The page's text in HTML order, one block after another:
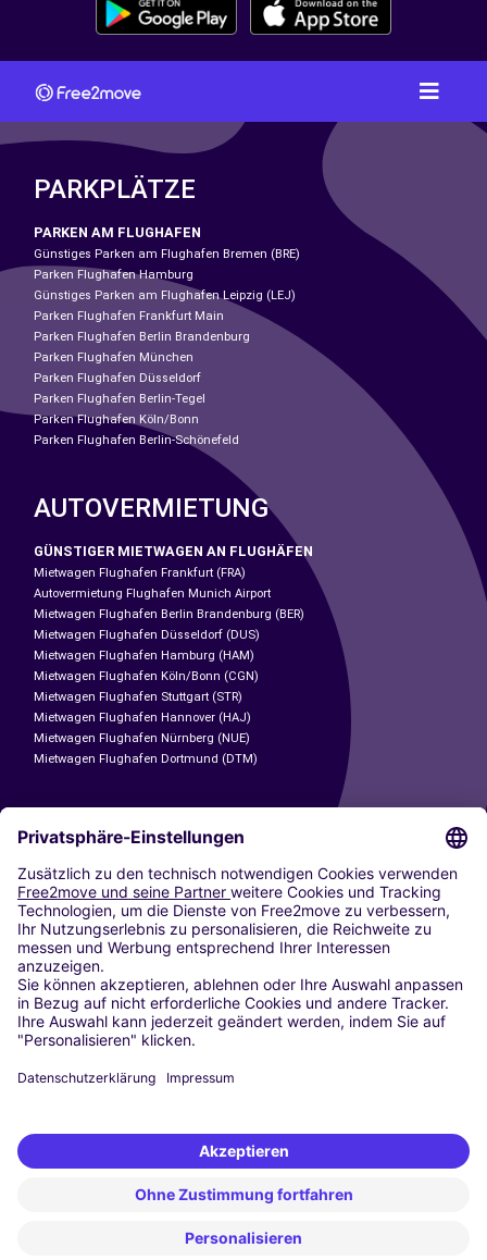
PARKPLÄTZE
PARKEN AM FLUGHAFEN
Günstiges Parken am Flughafen Bremen (BRE)
Parken Flughafen Hamburg
Günstiges Parken am Flughafen Leipzig (LEJ)
Parken Flughafen Frankfurt Main
Parken Flughafen Berlin Brandenburg
Parken Flughafen München
Parken Flughafen Düsseldorf
Parken Flughafen Berlin-Tegel
Parken Flughafen Köln/Bonn
Parken Flughafen Berlin-Schönefeld
AUTOVERMIETUNG
GÜNSTIGER MIETWAGEN AN FLUGHÄFEN
Mietwagen Flughafen Frankfurt (FRA)
Autovermietung Flughafen Munich Airport
Mietwagen Flughafen Berlin Brandenburg (BER)
Mietwagen Flughafen Düsseldorf (DUS)
Mietwagen Flughafen Hamburg (HAM)
Mietwagen Flughafen Köln/Bonn (CGN)
Mietwagen Flughafen Stuttgart (STR)
Mietwagen Flughafen Hannover (HAJ)
Mietwagen Flughafen Nürnberg (NUE)
Mietwagen Flughafen Dortmund (DTM)
CARSHARING
UNSERE STÄDTE
Paris
Madrid
Washington DC
Mailand
Rom
Turin
Wien
Berlin
Düsseldorf